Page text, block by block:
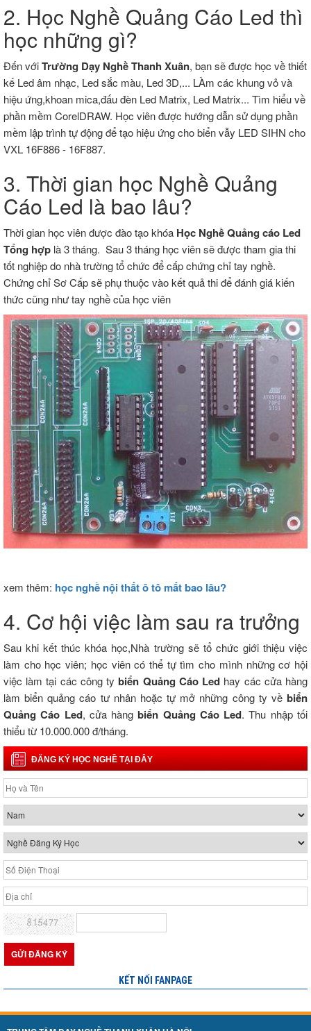
2. Học Nghề Quảng Cáo Led thì
học những gì?
Đến vớiTrường Dạy Nghề Thanh Xuân, bạn sẽ được học về thiết
kế Led âm nhạc, Led sắc màu, Led 3D,... LÀm các khung vỏ và
hiệu ứng,khoan mica,đấu đèn Led Matrix, Led Matrix... Tìm hiểu về
phần mềm CorelDRAW. Học viên được hướng dẫn sử dụng phần
mềm lập trình tự động để tạo hiệu ứng cho biển vẫy LED SIHN cho
VXL 16F886 - 16F887.
3. Thời gian học Nghề Quảng
Cáo Led là bao lâu?
Thời gian học viên được đào tạo khóa Học Nghề Quảng cáo Led
Tổng hợp là 3 tháng. Sau 3 tháng học viên sẽ được tham gia thi
tốt nghiệp do nhà trường tổ chức để cấp chứng chỉ tay nghề.
Chứng chỉ Sơ Cấp sẽ phụ thuộc vào kết quả thi để đánh giá kiến
thức cũng như tay nghề của học viên
xem thêm: học nghề nội thất ô tô mất bao lâu?
4. Cơ hội việc làm sau ra trưởng
Sau khi kết thúc khóa học,Nhà trường sẽ tổ chức giới thiệu việc
làm cho học viên; học viên có thể tự tìm cho mình những cơ hội
việc làm tại các công tybiển Quảng Cáo Led hay các cửa hàng
làm biển quảng cáo tư nhân hoặc tự mở những công ty về biển
Quảng Cáo Led, cửa hàngbiển Quảng Cáo Led. Thu nhập tối
thiểu từ 10.000.000 đ/tháng.
ĐĂNG KÝ HỌC NGHỀ TẠI ĐÂY
KẾT NỐI FANPAGE